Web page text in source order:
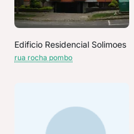
Edificio Residencial Solimoes
rua rocha pombo